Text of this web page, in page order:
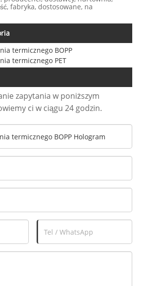
fabryka, dostosowane, na
termicznego BOPP
termicznego PET
zapytania w poniższym
ci w ciągu 24 godzin.